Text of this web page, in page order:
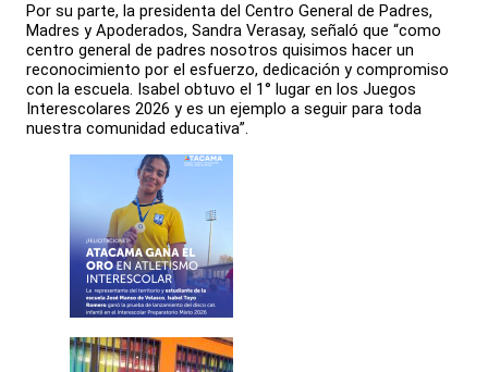
Por su parte, la presidenta del Centro General de Padres,
Madres y Apoderados, Sandra Verasay, señaló que “como
centro general de padres nosotros quisimos hacer un
reconocimiento por el esfuerzo, dedicación y compromiso
con la escuela. Isabel obtuvo el 1° lugar en los Juegos
Interescolares 2026 y es un ejemplo a seguir para toda
nuestra comunidad educativa”.